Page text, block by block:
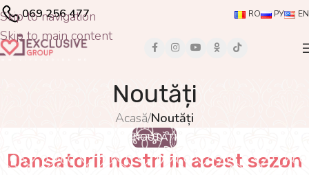
Skip to navigation
Skip to main content
069 256 477 RO РУ EN
Noutăți
Acasă/Noutăți
NOUTĂȚI
Dansatorii nostri in acest sezon